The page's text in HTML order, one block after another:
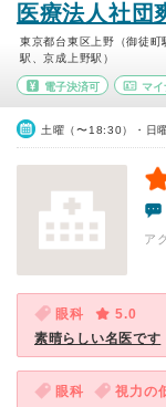
医療法人社団
東京都台東区上野（御徒
駅、京成上野駅）
電子決済可 マ
土曜（〜18:30）・日
ア
眼科
5.0
素晴らしい名医です
眼科 視力の